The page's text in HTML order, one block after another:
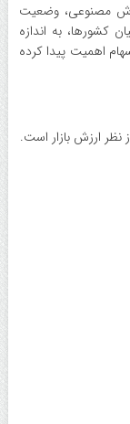
هوش مصنوعی، وضعیت
کشورها، به اندازه
اهمیت پیدا کرده